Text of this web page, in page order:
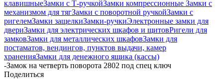
клавишныеЗамки с Т-ручкойЗамки компрессионные Замки с
механизмом для тягЗамки с поворотной ручкойЗамки с
ригелемЗамки защелкиЗамки-ручкиЭлектронные замки для
двериЗамки для электрических шкафов и щитовРигели для
замковЗамки для металлических шкафовЗамки для
постаматов, вендингов, пунктов выдачи, камер
храненияЗамки для денежного ящика (кассы)
-Замок на четверть поворота 2802 под спец ключ
Поделиться